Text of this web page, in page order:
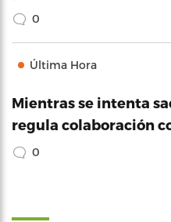
0
Última Hora
Mientras se intenta
regula colaboración
0